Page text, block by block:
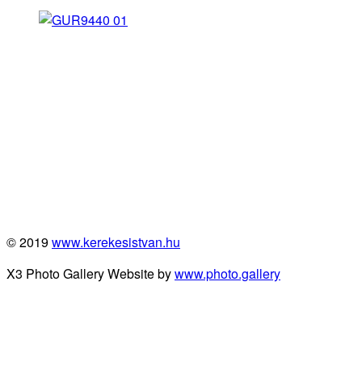
© 2019www.kerekesistvan.hu
X3 Photo Gallery Website bywww.photo.gallery